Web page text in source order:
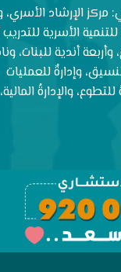
قطاعًا هي: مركز الإرشاد
الأسرية
وأربعة أندية للبنات،
وإدارةٌ للعمليات
والإدارةُ